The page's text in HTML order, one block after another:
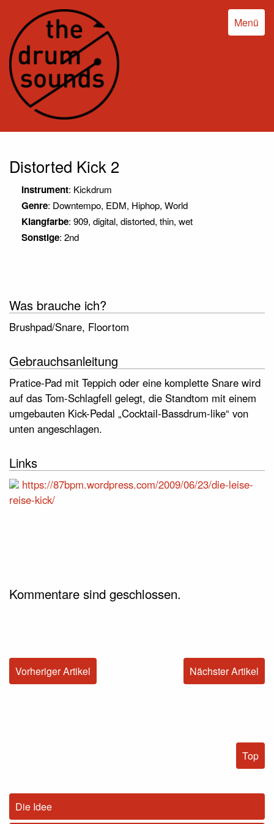
Menü
Distorted Kick 2
Instrument: Kickdrum
Genre: Downtempo, EDM, Hiphop, World
Klangfarbe: 909, digital, distorted, thin, wet
Sonstige: 2nd
Was brauche ich?
Brushpad/Snare, Floortom
Gebrauchsanleitung
Pratice-Pad mit Teppich oder eine komplette Snare wird
auf das Tom-Schlagfell gelegt, die Standtom mit einem
umgebauten Kick-Pedal „Cocktail-Bassdrum-like“ von
unten angeschlagen.
Links
https://87bpm.wordpress.com/2009/06/23/die-leise-
reise-kick/
Kommentare sind geschlossen.
Nächster Artikel
Vorheriger Artikel
Top
Die Idee